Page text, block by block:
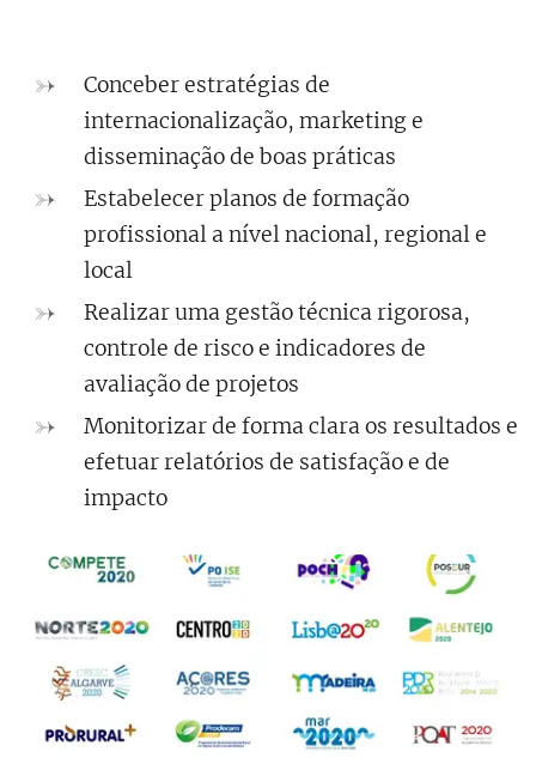
Conceber estratégias de
internacionalização, marketing e
disseminação de boas práticas
Estabelecer planos de formação
profissional a nível nacional, regional e
local
Realizar uma gestão técnica rigorosa,
controle de risco e indicadores de
avaliação de projetos
Monitorizar de forma clara os resultados e
efetuar relatórios de satisfação e de
impacto